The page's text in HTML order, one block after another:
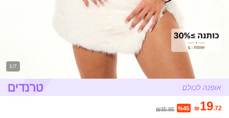
1/7
₪19.72
%45
₪35.85